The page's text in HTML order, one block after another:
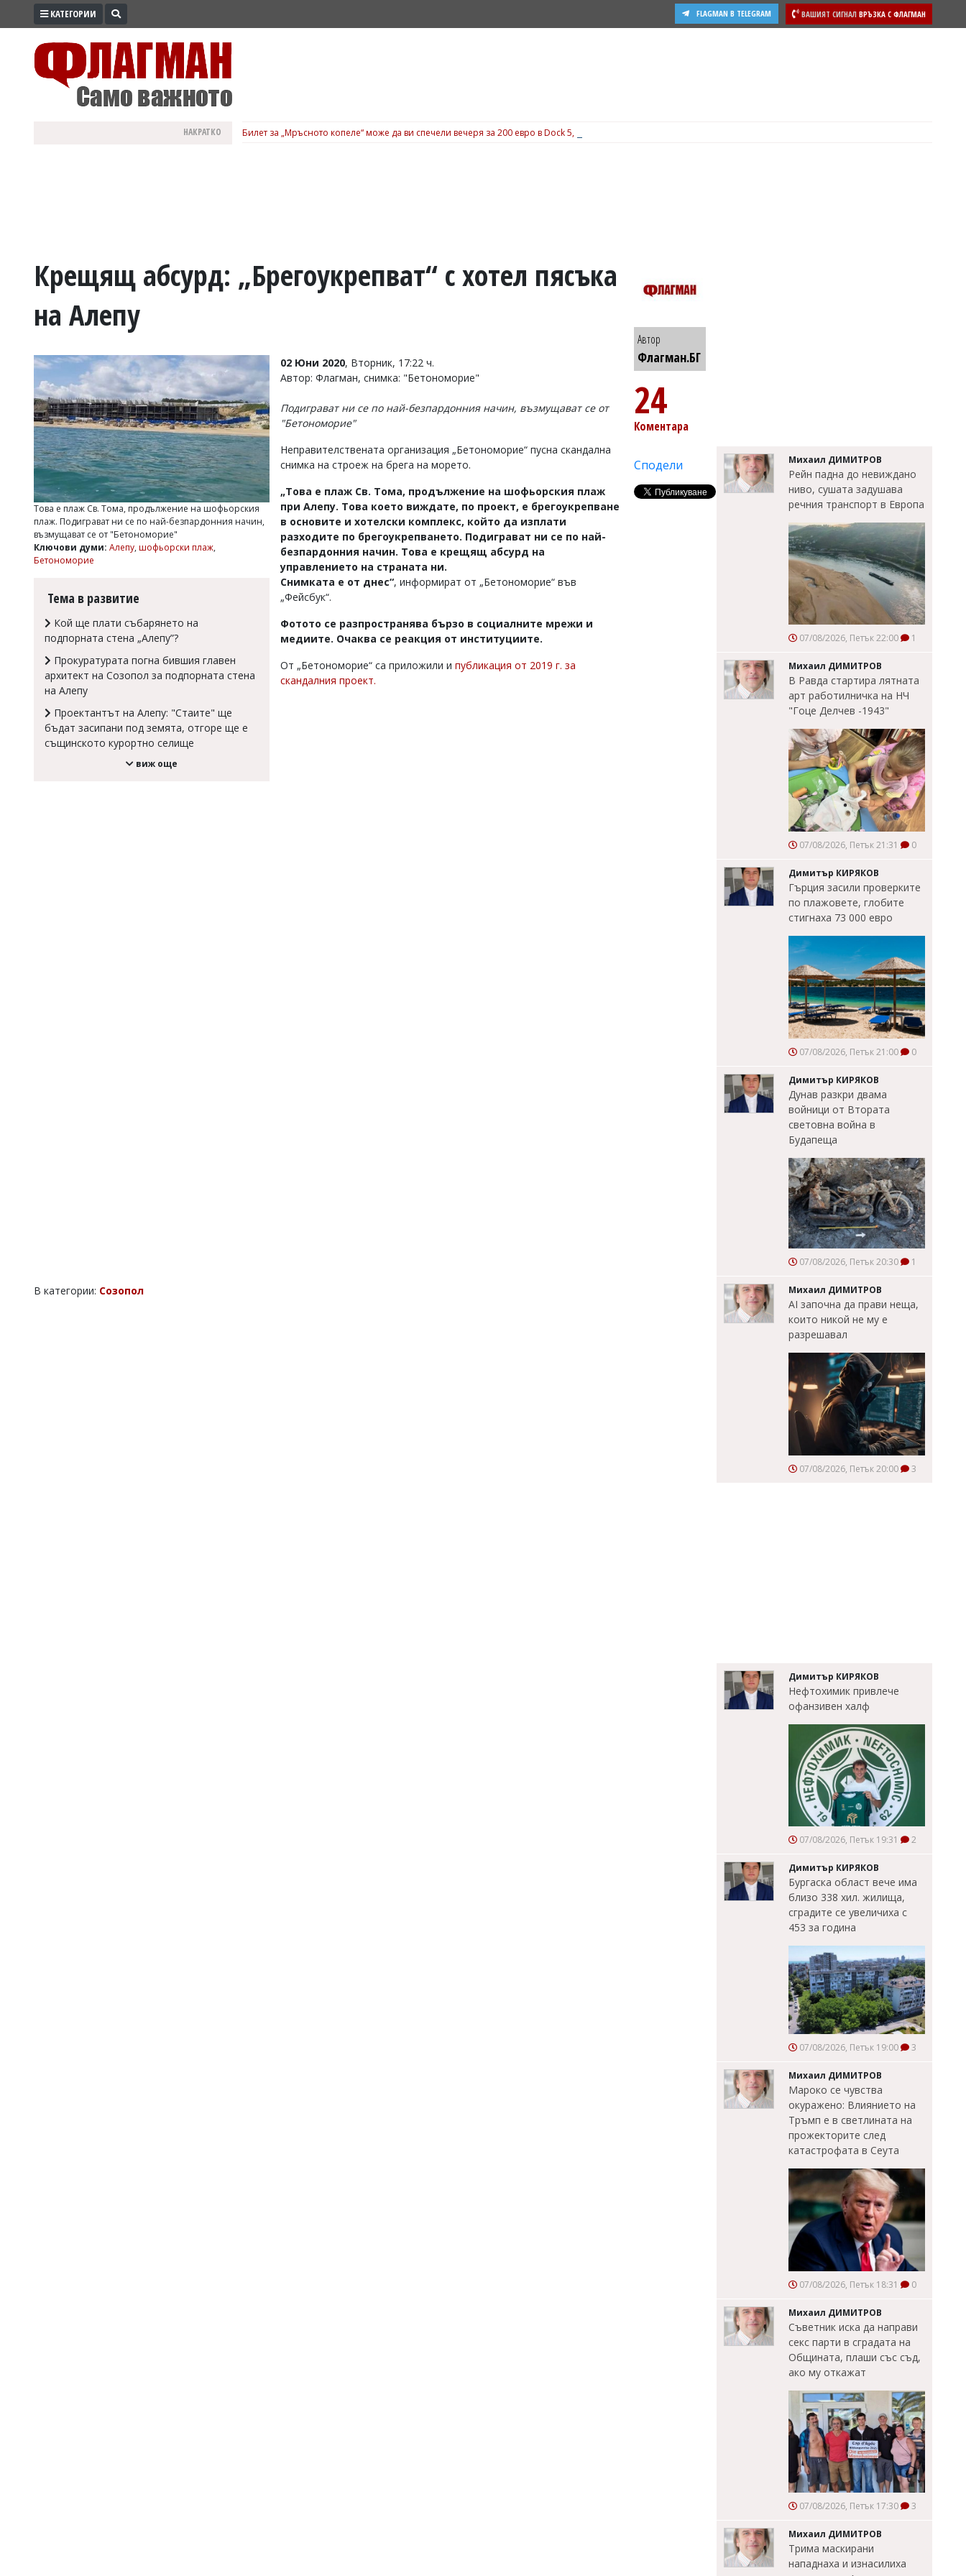
ПРОМО
ВОЙНАТА
УКРАЙНА
РАЗСЛЕДВАНЕ
БИЗНЕС
Управители:
Веселин
v.vasilev@flagman.bg
Касабова,
k.kassabova@flagman.bg
office@flagman.bg
Коментарите
въвеждат
КАТЕГОРИИ ВАШИЯТ СИГНАЛ ВРЪЗКА С ФЛАГМАН
FLAGMAN В TELEGRAM
НАКРАТКО Билет за „Мръсното копеле“ може да ви спечели вечеря за 200 евро в Dock 5, вижте подробности
Крещящ абсурд: „Брегоукрепват“ с хотел пясъка
на Алепу
Това е плаж Св. Тома, продължение на шофьорския
плаж. Подиграват ни се по най-безпардонния начин,
възмущават се от "Бетономорие"
Ключови думи: Алепу, шофьорски плаж,
Бетономорие
Тема в развитие
Кой ще плати събарянето на
подпорната стена „Алепу”?
Прокуратурата погна бившия главен
архитект на Созопол за подпорната стена
на Алепу
Проектантът на Алепу: "Стаите" ще
бъдат засипани под земята, отгоре ще е
същинското курортно селище
виж още
02 Юни 2020, Вторник, 17:22 ч.
Автор: Флагман, снимка: "Бетономорие"
Подиграват ни се по най-безпардонния начин, възмущават се от
"Бетономорие"
Неправителствената организация „Бетономорие“ пусна скандална
снимка на строеж на брега на морето.
„Това е плаж Св. Тома, продължение на шофьорския плаж
при Алепу. Това което виждате, по проект, е брегоукрепване
в основите и хотелски комплекс, който да изплати
разходите по брегоукрепването. Подиграват ни се по най-
безпардонния начин. Това е крещящ абсурд на
управлението на страната ни.
Снимката е от днес“, информират от „Бетономорие“ във
„Фейсбук“.
Фотото се разпространява бързо в социалните мрежи и
медиите. Очаква се реакция от институциите.
От „Бетономорие“ са приложили и публикация от 2019 г. за
скандалния проект.
В категории: Созопол
Автор
Флагман.БГ
24
Коментара
Сподели Михаил ДИМИТРОВ
Рейн падна до невиждано
ниво, сушата задушава
речния транспорт в Европа
07/08/2026, Петък 22:00 1
Михаил ДИМИТРОВ
В Равда стартира лятната
арт работилничка на НЧ
"Гоце Делчев -1943"
07/08/2026, Петък 21:31 0
Димитър КИРЯКОВ
Гърция засили проверките
по плажовете, глобите
стигнаха 73 000 евро
07/08/2026, Петък 21:00 0
Димитър КИРЯКОВ
Дунав разкри двама
войници от Втората
световна война в
Будапеща
07/08/2026, Петък 20:30 1
Михаил ДИМИТРОВ
AI започна да прави неща,
които никой не му е
разрешавал
07/08/2026, Петък 20:00 3
Димитър КИРЯКОВ
Нефтохимик привлече
офанзивен халф
07/08/2026, Петък 19:31 2
Димитър КИРЯКОВ
Бургаска област вече има
близо 338 хил. жилища,
сградите се увеличиха с
453 за година
07/08/2026, Петък 19:00 3
Михаил ДИМИТРОВ
Мароко се чувства
окуражено: Влиянието на
Тръмп е в светлината на
прожекторите след
катастрофата в Сеута
07/08/2026, Петък 18:31 0
Михаил ДИМИТРОВ
Съветник иска да направи
секс парти в сградата на
Общината, плаши със съд,
ако му откажат
07/08/2026, Петък 17:30 3
Михаил ДИМИТРОВ
Трима маскирани
нападнаха и изнасилиха